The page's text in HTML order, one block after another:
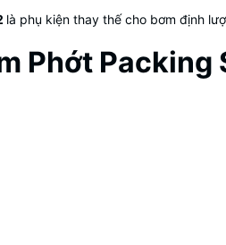
là phụ kiện thay thế cho bơm định
Phớt Packing